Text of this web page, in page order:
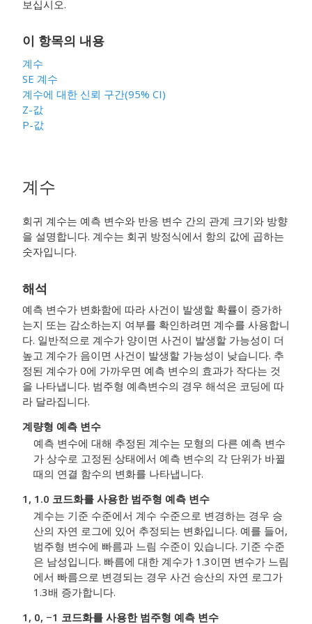
보십시오.
이 항목의 내용
계수
SE 계수
계수에 대한 신뢰 구간(95% CI)
Z-값
P-값
계수
회귀 계수는 예측 변수와 반응 변수 간의 관계 크기와 방향
을 설명합니다. 계수는 회귀 방정식에서 항의 값에 곱하는
숫자입니다.
해석
예측 변수가 변화함에 따라 사건이 발생할 확률이 증가하
는지 또는 감소하는지 여부를 확인하려면 계수를 사용합니
다. 일반적으로 계수가 양이면 사건이 발생할 가능성이 더
높고 계수가 음이면 사건이 발생할 가능성이 낮습니다. 추
정된 계수가 0에 가까우면 예측 변수의 효과가 작다는 것
을 나타냅니다. 범주형 예측변수의 경우 해석은 코딩에 따
라 달라집니다.
계량형 예측 변수
예측 변수에 대해 추정된 계수는 모형의 다른 예측 변수
가 상수로 고정된 상태에서 예측 변수의 각 단위가 바뀔
때의 연결 함수의 변화를 나타냅니다.
1, 1.0 코드화를 사용한 범주형 예측 변수
계수는 기준 수준에서 계수 수준으로 변경하는 경우 승
산의 자연 로그에 있어 추정되는 변화입니다. 예를 들어,
범주형 변수에 빠름과 느림 수준이 있습니다. 기준 수준
은 남성입니다. 빠름에 대한 계수가 1.3이면 변수가 느림
에서 빠름으로 변경되는 경우 사건 승산의 자연 로그가
1.3배 증가합니다.
1, 0, −1 코드화를 사용한 범주형 예측 변수